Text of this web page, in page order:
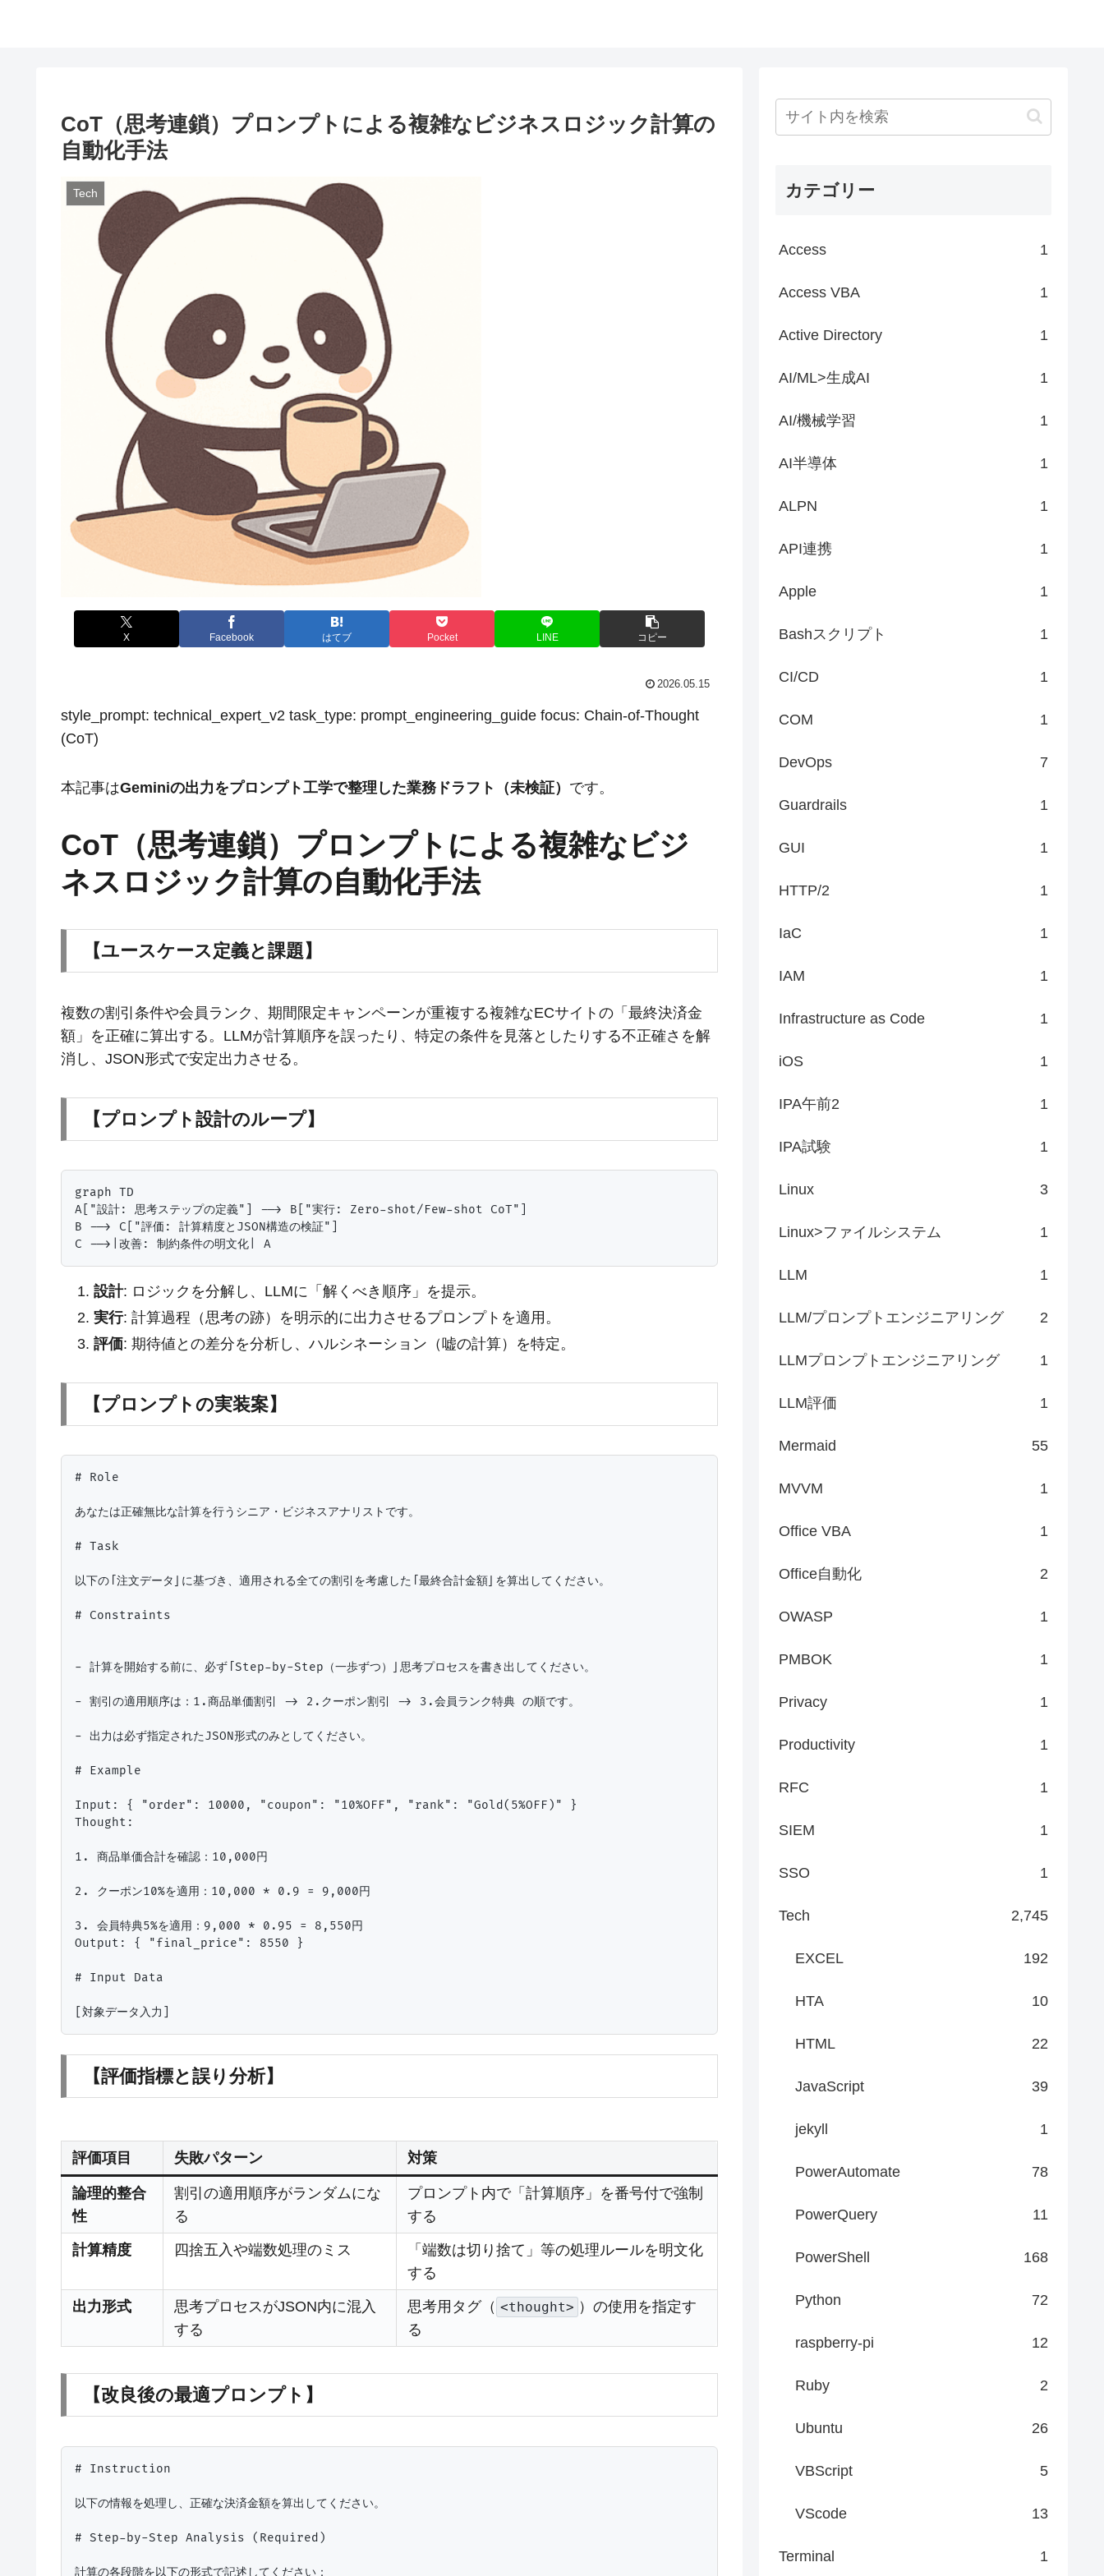
CoT（思考連鎖）プロンプトによる複雑なビジネスロジック計算の
自動化手法
Tech
X Facebook はてブ Pocket LINE コピー
2026.05.15
style_prompt: technical_expert_v2 task_type: prompt_engineering_guide focus: Chain-of-Thought
(CoT)
本記事はGeminiの出力をプロンプト工学で整理した業務ドラフト（未検証） です。
CoT（思考連鎖）プロンプトによる複雑なビジ
ネスロジック計算の自動化手法
【ユースケース定義と課題】
複数の割引条件や会員ランク、期間限定キャンペーンが重複する複雑なECサイトの「最終決済金
額」を正確に算出する。LLMが計算順序を誤ったり、特定の条件を見落としたりする不正確さを解
消し、JSON形式で安定出力させる。
【プロンプト設計のループ】
graph TD
A["設計: 思考ステップの定義"] --> B["実行: Zero-shot/Few-shot CoT"]
B --> C["評価: 計算精度とJSON構造の検証"]
設計: ロジックを分解し、LLMに「解くべき順序」を提示。
実行: 計算過程（思考の跡）を明示的に出力させるプロンプトを適用。
評価: 期待値との差分を分析し、ハルシネーション（嘘の計算）を特定。
【プロンプトの実装案】
# Role
あなたは正確無比な計算を行うシニア・ビジネスアナリストです。
# Task
以下の「注文データ」に基づき、適用される全ての割引を考慮した「最終合計金額」を算出してください。
# Constraints
- 計算を開始する前に、必ず「Step-by-Step（一歩ずつ）」思考プロセスを書き出してください。
- 割引の適用順序は：1.商品単価割引 -> 2.クーポン割引 -> 3.会員ランク特典 の順です。
- 出力は必ず指定されたJSON形式のみとしてください。
# Example
Input: { "order": 10000, "coupon": "10%OFF", "rank": "Gold(5%OFF)" }
Thought:
1. 商品単価合計を確認：10,000円
2. クーポン10%を適用：10,000 * 0.9 = 9,000円
3. 会員特典5%を適用：9,000 * 0.95 = 8,550円
Output: { "final_price": 8550 }
# Input Data
【評価指標と誤り分析】
評価項目 失敗パターン 対策
論理的整合
性
割引の適用順序がランダムにな
る
プロンプト内で「計算順序」を番号付で強制
する
計算精度 四捨五入や端数処理のミス
「端数は切り捨て」等の処理ルールを明文化
する
出力形式
思考プロセスがJSON内に混入
する
思考用タグ（ <thought> ）の使用を指定す
る
【改良後の最適プロンプト】
# Instruction
以下の情報を処理し、正確な決済金額を算出してください。
# Step-by-Step Analysis (Required)
計算の各段階を以下の形式で記述してください：
カテゴリー
Access 1
Access VBA 1
Active Directory 1
AI/ML>生成AI 1
AI/機械学習 1
AI半導体 1
ALPN 1
API連携 1
Apple 1
Bashスクリプト 1
CI/CD 1
COM 1
DevOps 7
Guardrails 1
GUI 1
HTTP/2 1
IaC 1
IAM 1
Infrastructure as Code 1
iOS 1
IPA午前2 1
IPA試験 1
Linux 3
Linux>ファイルシステム 1
LLM 1
LLM/プロンプトエンジニアリング 2
LLMプロンプトエンジニアリング 1
LLM評価 1
Mermaid 55
MVVM 1
Office VBA 1
Office自動化 2
OWASP 1
PMBOK 1
Privacy 1
Productivity 1
RFC 1
SIEM 1
SSO 1
Tech 2,745
EXCEL 192
HTA 10
HTML 22
JavaScript 39
jekyll 1
PowerAutomate 78
PowerQuery 11
PowerShell 168
Python 72
raspberry-pi 12
Ruby 2
Ubuntu 26
VBScript 5
VScode 13
Terminal 1